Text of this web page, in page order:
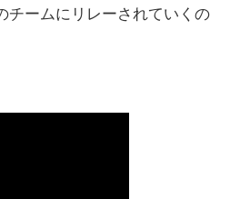
チームにリレーされていくの